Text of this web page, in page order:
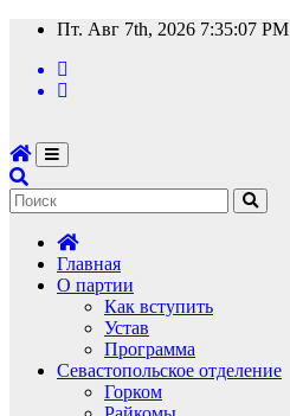
Перейти
содержимому
Пт. Авг 7th, 2026 7:35:08 PM
Главная
О партии
Как вступить
Устав
Программа
Севастопольское отделение
Горком